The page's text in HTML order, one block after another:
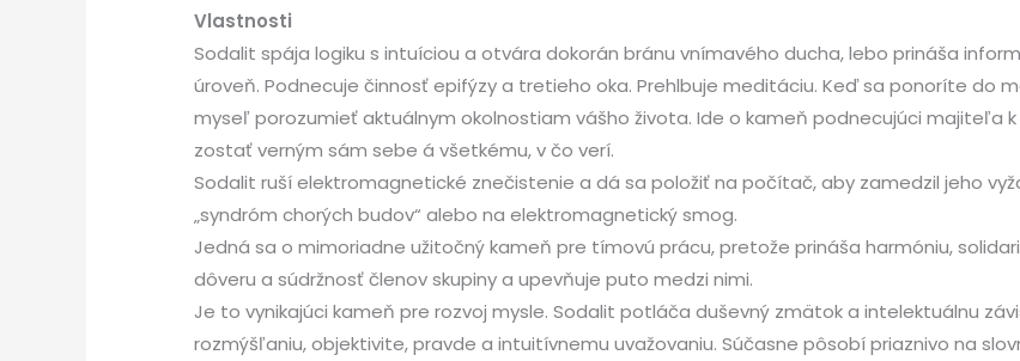
Vlastnosti
Sodalit spája logiku s intuíciou a otvára dokorán bránu vnímavého ducha, lebo prináša
úroveň. Podnecuje činnosť epifýzy a tretieho oka. Prehlbuje meditáciu. Keď sa ponoríte do
myseľ porozumieť aktuálnym okolnostiam vášho života. Ide o kameň podnecujúci majiteľa
zostať verným sám sebe á všetkému, v čo verí.
Sodalit ruší elektromagnetické znečistenie a dá sa položiť na počítač, aby zamedzil jeho
„syndróm chorých budov“ alebo na elektromagnetický smog.
Jedná sa o mimoriadne užitočný kameň pre tímovú prácu, pretože prináša harmóniu,
dôveru a súdržnosť členov skupiny a upevňuje puto medzi nimi.
Je to vynikajúci kameň pre rozvoj mysle. Sodalit potláča duševný zmätok a intelektuálnu
rozmýšľaniu, objektivite, pravde a intuitívnemu uvažovaniu. Súčasne pôsobí priaznivo na